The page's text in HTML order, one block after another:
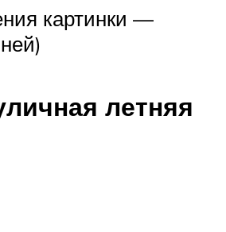
картинки —
летняя